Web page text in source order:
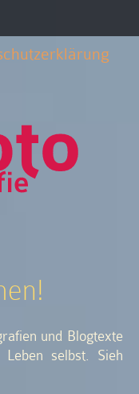
und Blogtexte
selbst. Sieh